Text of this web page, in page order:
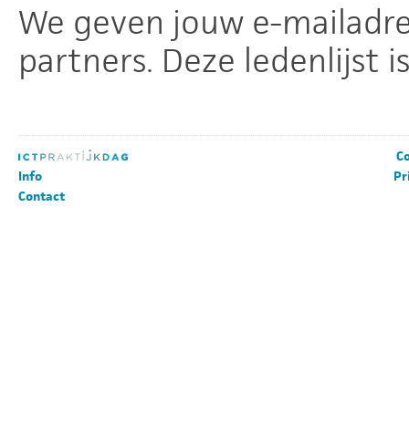
We geven jouw e-
partners. Deze ledenlijst
Info
Contact